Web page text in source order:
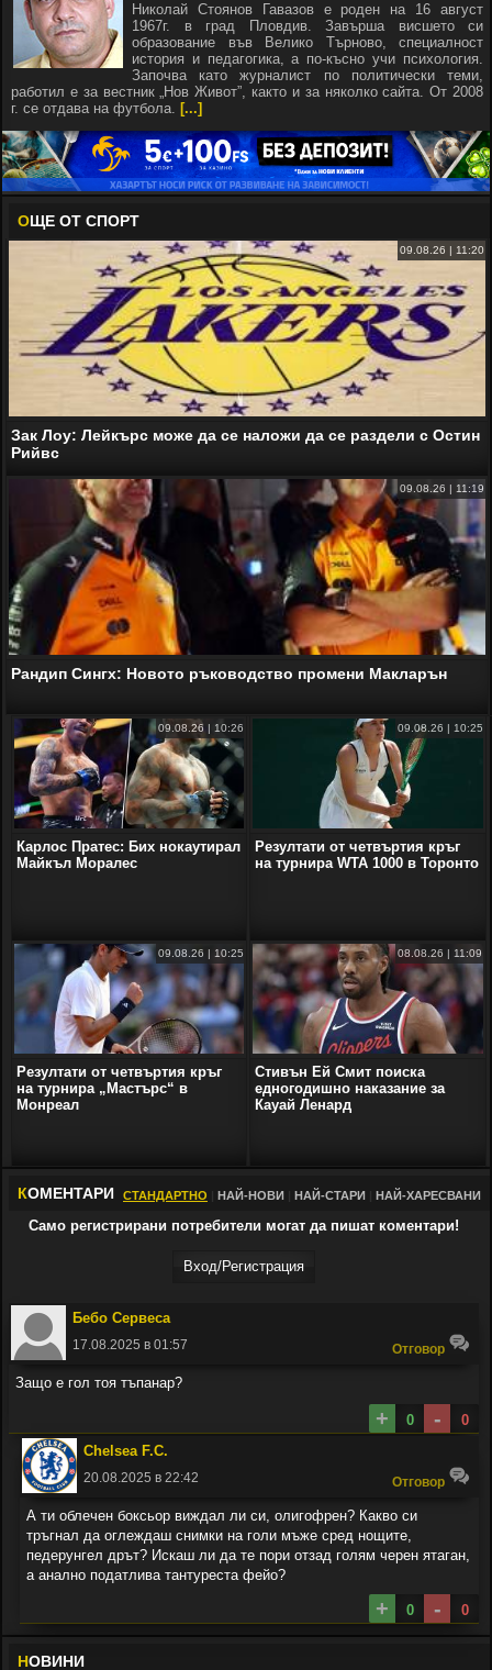
Николай Стоянов Гавазов е роден на 16 август
1967г. в град Пловдив. Завърша висшето си
образование във Велико Търново, специалност
история и педагогика, а по-късно учи психология.
Започва като журналист по политически теми,
работил е за вестник „Нов Живот”, както и за няколко сайта. От 2008
г. се отдава на футбола. [...]
ОЩЕ ОТ СПОРТ
09.08.26 | 11:20
Зак Лоу: Лейкърс може да се наложи да се раздели с Остин
Рийвс
09.08.26 | 11:19
Рандип Сингх: Новото ръководство промени Макларън
09.08.26 | 10:26
Карлос Пратес: Бих нокаутирал
Майкъл Моралес
09.08.26 | 10:25
Резултати от четвъртия кръг
на турнира WTA 1000 в Торонто
09.08.26 | 10:25
Резултати от четвъртия кръг
на турнира „Мастърс“ в
Монреал
08.08.26 | 11:09
Стивън Ей Смит поиска
едногодишно наказание за
Кауай Ленард
КОМЕНТАРИ СТАНДАРТНО НАЙ-НОВИ НАЙ-СТАРИ НАЙ-ХАРЕСВАНИ
Само регистрирани потребители могат да пишат коментари!
Вход/Регистрaция
Бeбо Сервеса
17.08.2025 в 01:57 Oтговор
Защо е гол тоя тъпанар?
+ 0 -
0
Chelsea F.C.
20.08.2025 в 22:42 Oтговор
А ти облечен боксьор виждал ли си, олигофрен? Какво си
тръгнал да оглеждаш снимки на голи мъже сред нощите,
педерунгел дрът? Искаш ли да те пори отзад голям черен ятаган,
а анално податлива тантуреста фейо?
+ 0 - 0
НОВИНИ